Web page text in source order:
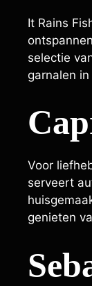
It Rains
selectie
garnalen
Voor
serveert
genieten